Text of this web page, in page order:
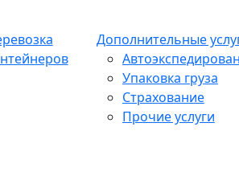
Дополнительные
Упаковка груза
Страхование
Прочие услуги